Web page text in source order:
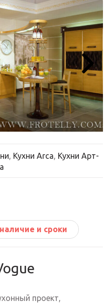
, Кухни Arca, Кухни Арт-
и сроки
проект,